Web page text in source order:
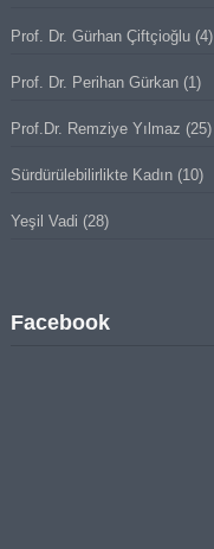
Prof. Dr. Gürhan Çiftçioğlu(4)
Prof. Dr. Perihan Gürkan(1)
Prof.Dr. Remziye Yılmaz (25)
Sürdürülebilirlikte Kadın(10)
Yeşil Vadi (28)
Facebook